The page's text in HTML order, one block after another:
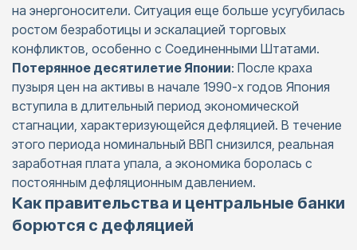
на энергоносители. Ситуация еще больше усугубилась
ростом безработицы и эскалацией торговых
конфликтов, особенно с Соединенными Штатами. ​
Потерянное десятилетие Японии: После краха
пузыря цен на активы в начале 1990-х годов Япония
вступила в длительный период экономической
стагнации, характеризующейся дефляцией. В течение
этого периода номинальный ВВП снизился, реальная
заработная плата упала, а экономика боролась с
постоянным дефляционным давлением. ​
Как правительства и центральные банки
борются с дефляцией